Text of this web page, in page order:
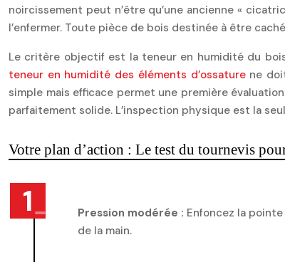
noircissement peut n’être qu’une ancienne «
l’enfermer. Toute pièce de bois destinée à être
Le critère objectif est la teneur en humidité du
teneur en humidité des éléments d’ossaturene
simple mais efficace permet une première
parfaitement solide. L’inspection physique est la
Votre plan d’action : Le test du tournevis
Pression modérée : Enfoncez la
de la main.